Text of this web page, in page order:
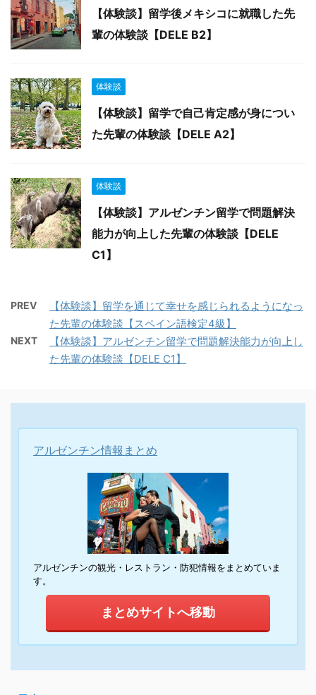
【体験談】留学後メキシコに就職した先
輩の体験談【DELE B2】
体験談
【体験談】留学で自己肯定感が身につい
た先輩の体験談【DELE A2】
体験談
【体験談】アルゼンチン留学で問題解決
能力が向上した先輩の体験談【DELE
C1】
PREV
【体験談】留学を通じて幸せを感じられるようになっ
た先輩の体験談【スペイン語検定4級】
NEXT
【体験談】アルゼンチン留学で問題解決能力が向上し
た先輩の体験談【DELE C1】
アルゼンチン情報まとめ
アルゼンチンの観光・レストラン・防犯情報をまとめていま
す。
まとめサイトへ移動